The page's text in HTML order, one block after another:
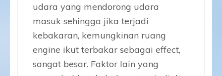
udara yang mendorong udara
masuk sehingga jika terjadi
kebakaran, kemungkinan ruang
engine ikut terbakar sebagai effect,
sangat besar. Faktor lain yang